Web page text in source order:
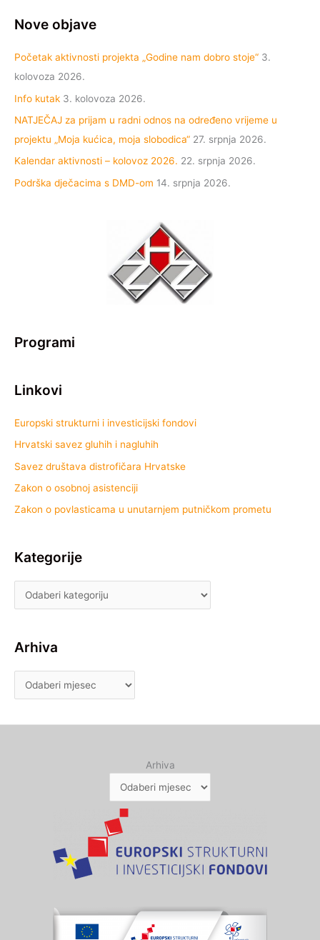
Nove objave
Početak aktivnosti projekta „Godine nam dobro stoje“ 3.
kolovoza 2026.
Info kutak 3. kolovoza 2026.
NATJEČAJ za prijam u radni odnos na određeno vrijeme u
projektu „Moja kućica, moja slobodica“ 27. srpnja 2026.
Kalendar aktivnosti – kolovoz 2026. 22. srpnja 2026.
Podrška dječacima s DMD-om 14. srpnja 2026.
Programi
Linkovi
Europski strukturni i investicijski fondovi
Hrvatski savez gluhih i nagluhih
Savez društava distrofičara Hrvatske
Zakon o osobnoj asistenciji
Zakon o povlasticama u unutarnjem putničkom prometu
Kategorije
Arhiva
Arhiva